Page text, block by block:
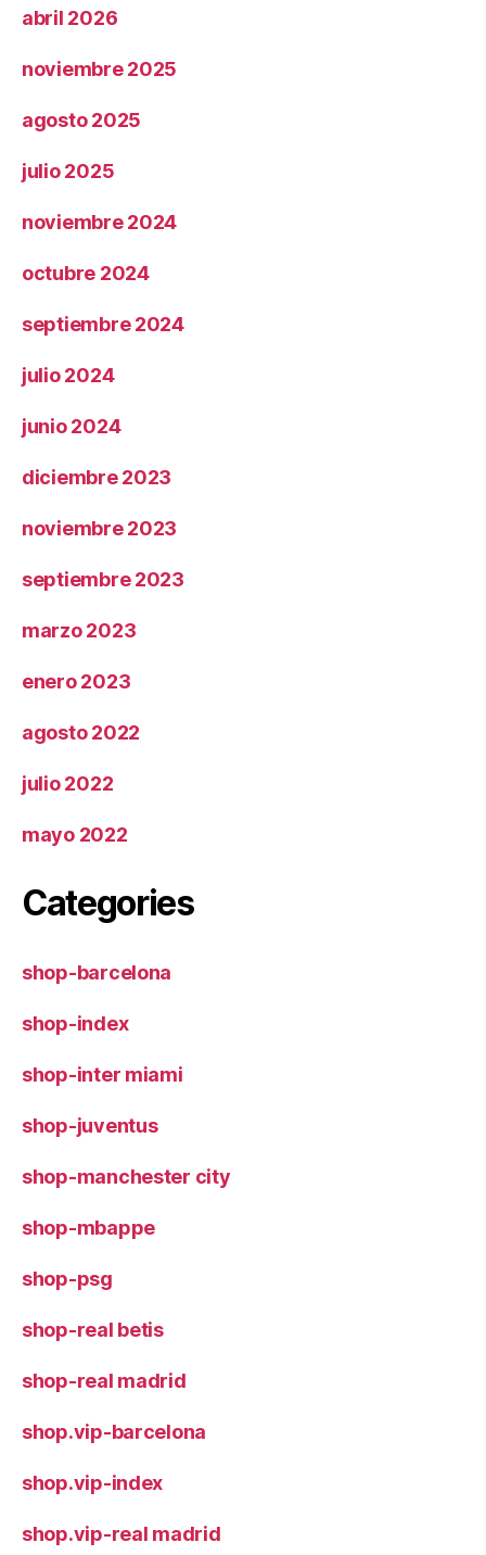
abril 2026
noviembre 2025
agosto 2025
julio 2025
noviembre 2024
octubre 2024
septiembre 2024
julio 2024
junio 2024
diciembre 2023
noviembre 2023
septiembre 2023
marzo 2023
enero 2023
agosto 2022
julio 2022
mayo 2022
Categories
shop-barcelona
shop-index
shop-inter miami
shop-juventus
shop-manchester city
shop-mbappe
shop-psg
shop-real betis
shop-real madrid
shop.vip-barcelona
shop.vip-index
shop.vip-real madrid